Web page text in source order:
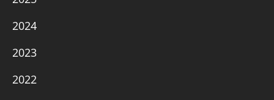
2024
2023
2022